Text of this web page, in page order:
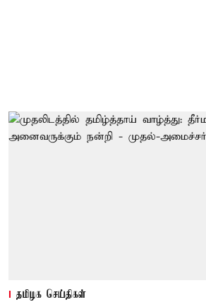
தமிழக செய்திகள்